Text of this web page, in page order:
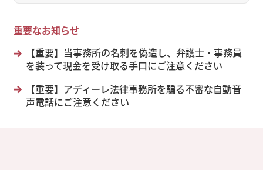
重要なお知らせ
【重要】当事務所の名刺を偽造し、弁護士・事務員
を装って現金を受け取る手口にご注意ください
【重要】アディーレ法律事務所を騙る不審な自動音
声電話にご注意ください